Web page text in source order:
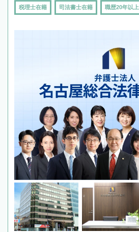
税理士在籍 司法書士在籍 職歴20年以上